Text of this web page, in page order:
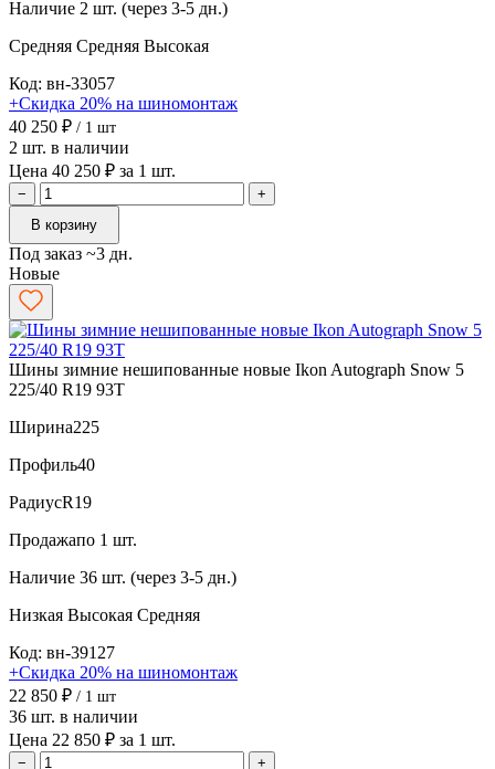
Наличие 2 шт. (через 3-5 дн.)
Средняя Средняя Высокая
Код: вн-33057
+Скидка 20% на шиномонтаж
40 250 ₽ / 1 шт
2 шт. в наличии
Цена 40 250 ₽ за 1 шт.
−
+
В корзину
Под заказ ~3 дн.
Новые
Шины зимние нешипованные новые Ikon Autograph Snow 5
225/40 R19 93T
Ширина225
Профиль40
РадиусR19
Продажапо 1 шт.
Наличие 36 шт. (через 3-5 дн.)
Низкая Высокая Средняя
Код: вн-39127
+Скидка 20% на шиномонтаж
22 850 ₽ / 1 шт
36 шт. в наличии
Цена 22 850 ₽ за 1 шт.
−
+